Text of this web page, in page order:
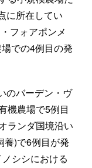
に所在してい
フォアポンメ
での4例目の発
のバーデン・ヴ
機農場で5例目
ランダ国境沿い
養)で6例目が発
シシにおける